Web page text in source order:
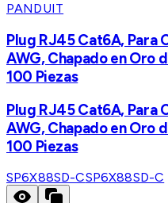
PANDUIT
Plug RJ45 Cat6A, Para
AWG, Chapado en Oro
100 Piezas
Plug RJ45 Cat6A, Para
AWG, Chapado en Oro
100 Piezas
SP6X88SD-CSP6X88SD-C